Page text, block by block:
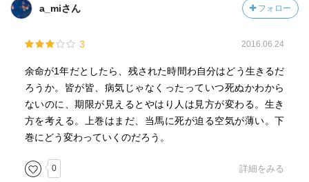
a_miさん フォロー
3 2016.06.24
余命が1年だとしたら、残された時間わ自分はどう生きるだ
ろうか。皆が皆、病気じゃなくったっていつ死ぬかわから
ないのに、期限が見えるとやはり人は見方が変わる。生き
方を考える。上巻はまだ、当馬に死が迫る空気が薄い。下
巻にどう変わっていくのだろう。
0 詳細をみる